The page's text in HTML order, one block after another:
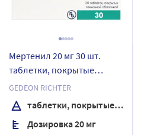
Мертенил 20 мг 30 шт.
таблетки, покрытые
пленочной оболочкой
GEDEON RICHTER
таблетки, покрытые пленочной оболочкой
Дозировка 20 мг